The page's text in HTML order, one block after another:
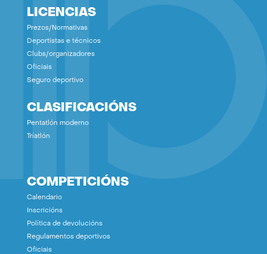
LICENCIAS
Prezos/Normativas
Deportistas e técnicos
Clubs/organizadores
Oficiais
Seguro deportivo
CLASIFICACIÓNS
Pentatlón moderno
Tríatlón
COMPETICIÓNS
Calendario
Inscricións
Política de devolucións
Regulamentos deportivos
Oficiais